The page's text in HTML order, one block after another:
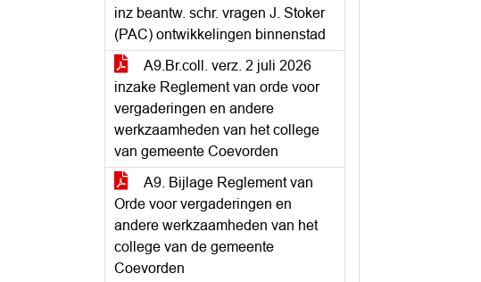
inz beantw. schr. vragen J. Stoker
(PAC) ontwikkelingen binnenstad
A9.Br.coll. verz. 2 juli 2026
inzake Reglement van orde voor
vergaderingen en andere
werkzaamheden van het college
van gemeente Coevorden
A9. Bijlage Reglement van
Orde voor vergaderingen en
andere werkzaamheden van het
college van de gemeente
Coevorden